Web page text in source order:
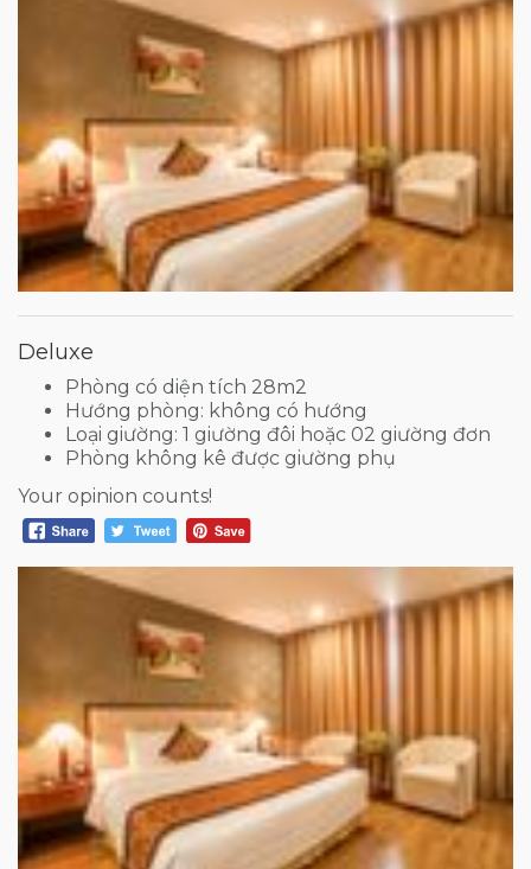
Deluxe
Phòng có diện tích 28m2
Hướng phòng: không có hướng
Loại giường: 1 giường đôi hoặc 02 giường đơn
Phòng không kê được giường phụ
Your opinion counts!